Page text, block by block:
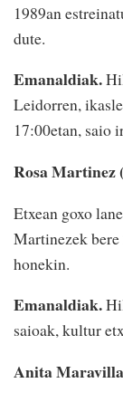
1989an
dute.
Emanaldiak.
Leidorren,
17:00etan, saio
Rosa
Etxean goxo
Martinezek bere
honekin.
Emanaldiak.
saioak, kultur
Anita